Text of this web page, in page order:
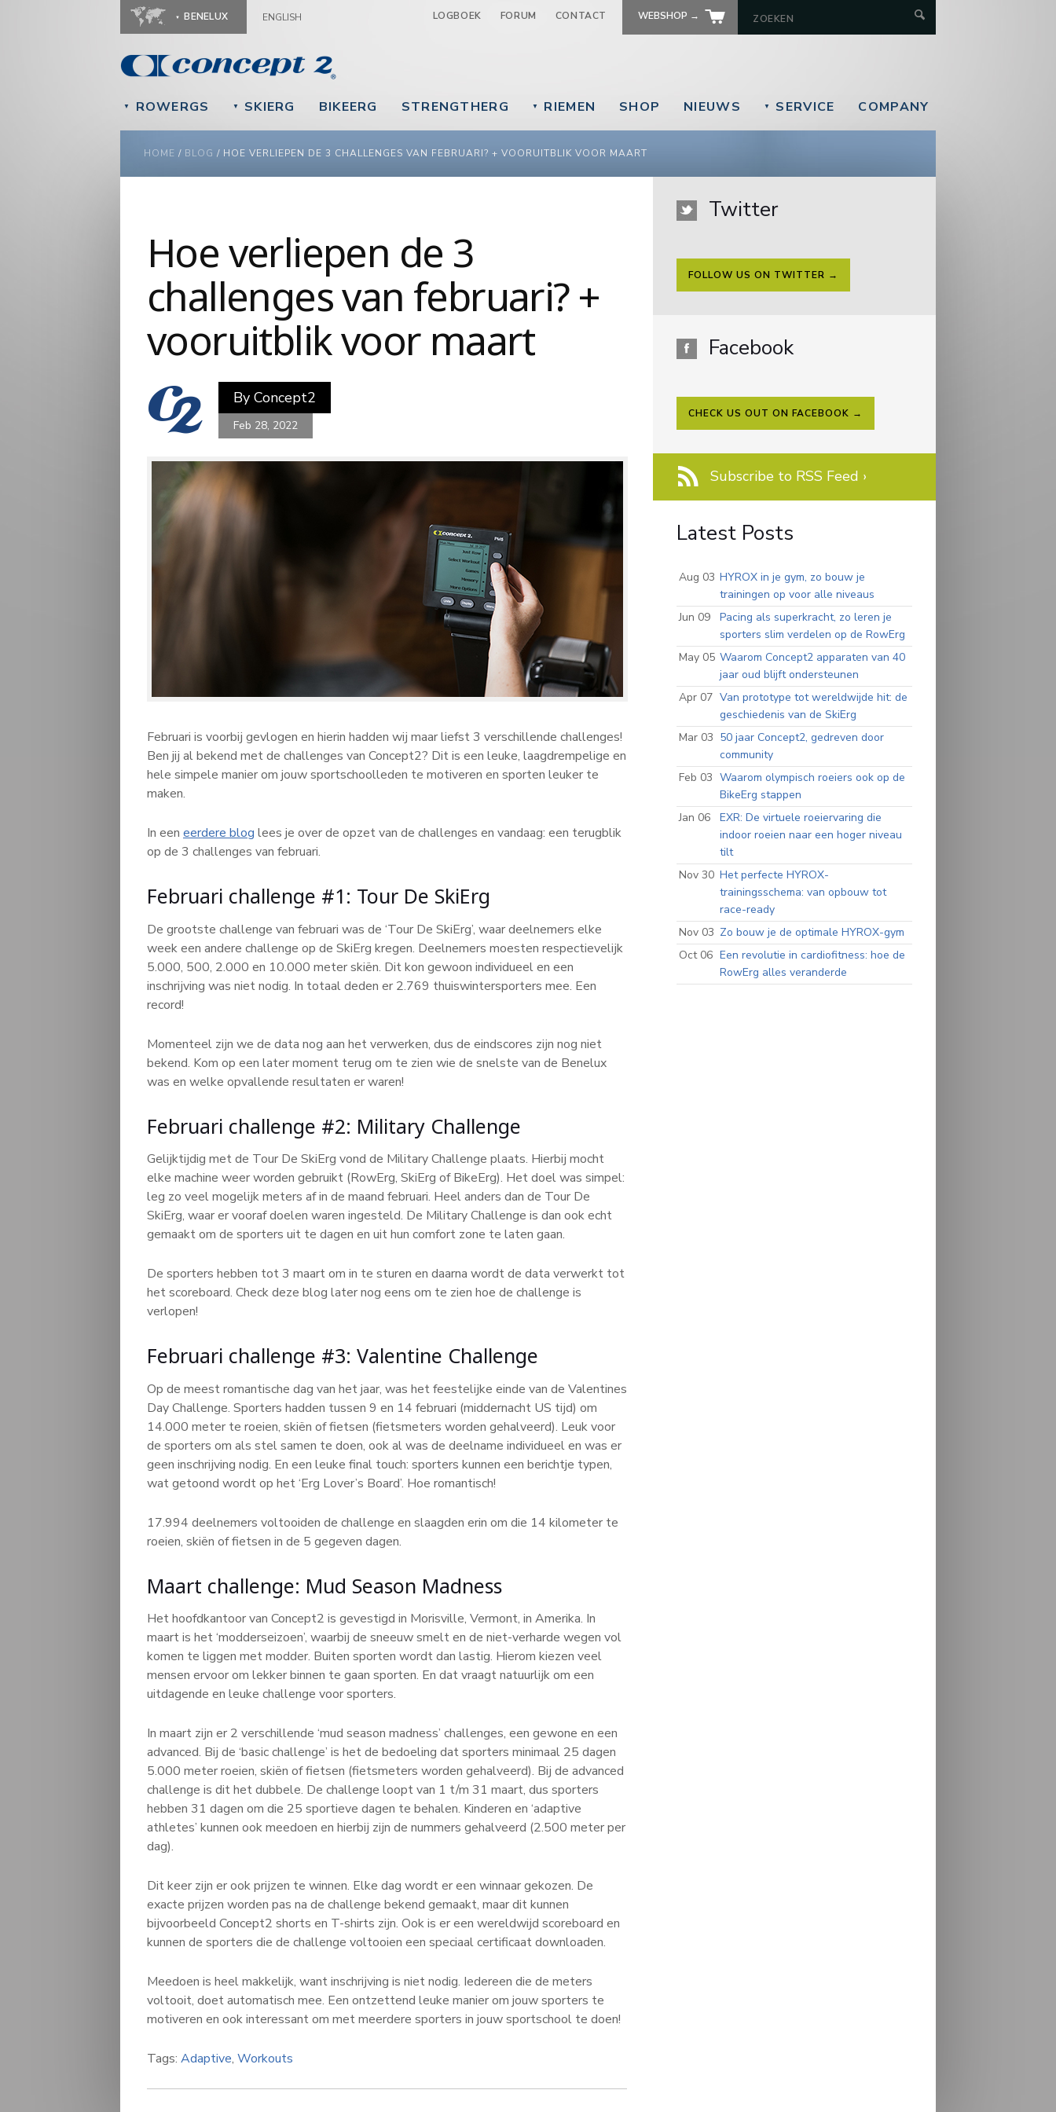
Jump to navigation
BENELUX ENGLISH LOGBOEK FORUM CONTACT WEBSHOP →
▼ ROWERGS ▼ SKIERG BIKEERG STRENGTHERG ▼ RIEMEN SHOP NIEUWS ▼ SERVICE COMPANY
YOU ARE HERE
HOME / BLOG / HOE VERLIEPEN DE 3 CHALLENGES VAN FEBRUARI? + VOORUITBLIK VOOR MAART
Hoe verliepen de 3
challenges van februari? +
vooruitblik voor maart
By Concept2
Feb 28, 2022
Februari is voorbij gevlogen en hierin hadden wij maar liefst 3 verschillende challenges!
Ben jij al bekend met de challenges van Concept2? Dit is een leuke, laagdrempelige en
hele simpele manier om jouw sportschoolleden te motiveren en sporten leuker te
maken.
In een eerdere blog lees je over de opzet van de challenges en vandaag: een terugblik
op de 3 challenges van februari.
Februari challenge #1: Tour De SkiErg
De grootste challenge van februari was de ‘Tour De SkiErg’, waar deelnemers elke
week een andere challenge op de SkiErg kregen. Deelnemers moesten respectievelijk
5.000, 500, 2.000 en 10.000 meter skiën. Dit kon gewoon individueel en een
inschrijving was niet nodig. In totaal deden er 2.769 thuiswintersporters mee. Een
record!
Momenteel zijn we de data nog aan het verwerken, dus de eindscores zijn nog niet
bekend. Kom op een later moment terug om te zien wie de snelste van de Benelux
was en welke opvallende resultaten er waren!
Februari challenge #2: Military Challenge
Gelijktijdig met de Tour De SkiErg vond de Military Challenge plaats. Hierbij mocht
elke machine weer worden gebruikt (RowErg, SkiErg of BikeErg). Het doel was simpel:
leg zo veel mogelijk meters af in de maand februari. Heel anders dan de Tour De
SkiErg, waar er vooraf doelen waren ingesteld. De Military Challenge is dan ook echt
gemaakt om de sporters uit te dagen en uit hun comfort zone te laten gaan.
De sporters hebben tot 3 maart om in te sturen en daarna wordt de data verwerkt tot
het scoreboard. Check deze blog later nog eens om te zien hoe de challenge is
verlopen!
Februari challenge #3: Valentine Challenge
Op de meest romantische dag van het jaar, was het feestelijke einde van de Valentines
Day Challenge. Sporters hadden tussen 9 en 14 februari (middernacht US tijd) om
14.000 meter te roeien, skiën of fietsen (fietsmeters worden gehalveerd). Leuk voor
de sporters om als stel samen te doen, ook al was de deelname individueel en was er
geen inschrijving nodig. En een leuke final touch: sporters kunnen een berichtje typen,
wat getoond wordt op het ‘Erg Lover’s Board’. Hoe romantisch!
17.994 deelnemers voltooiden de challenge en slaagden erin om die 14 kilometer te
roeien, skiën of fietsen in de 5 gegeven dagen.
Maart challenge: Mud Season Madness
Het hoofdkantoor van Concept2 is gevestigd in Morisville, Vermont, in Amerika. In
maart is het ‘modderseizoen’, waarbij de sneeuw smelt en de niet-verharde wegen vol
komen te liggen met modder. Buiten sporten wordt dan lastig. Hierom kiezen veel
mensen ervoor om lekker binnen te gaan sporten. En dat vraagt natuurlijk om een
uitdagende en leuke challenge voor sporters.
In maart zijn er 2 verschillende ‘mud season madness’ challenges, een gewone en een
advanced. Bij de ‘basic challenge’ is het de bedoeling dat sporters minimaal 25 dagen
5.000 meter roeien, skiën of fietsen (fietsmeters worden gehalveerd). Bij de advanced
challenge is dit het dubbele. De challenge loopt van 1 t/m 31 maart, dus sporters
hebben 31 dagen om die 25 sportieve dagen te behalen. Kinderen en ‘adaptive
athletes’ kunnen ook meedoen en hierbij zijn de nummers gehalveerd (2.500 meter per
dag).
Dit keer zijn er ook prijzen te winnen. Elke dag wordt er een winnaar gekozen. De
exacte prijzen worden pas na de challenge bekend gemaakt, maar dit kunnen
bijvoorbeeld Concept2 shorts en T-shirts zijn. Ook is er een wereldwijd scoreboard en
kunnen de sporters die de challenge voltooien een speciaal certificaat downloaden.
Meedoen is heel makkelijk, want inschrijving is niet nodig. Iedereen die de meters
voltooit, doet automatisch mee. Een ontzettend leuke manier om jouw sporters te
motiveren en ook interessant om met meerdere sporters in jouw sportschool te doen!
Tags: Adaptive, Workouts
Twitter
FOLLOW US ON TWITTER →
Facebook
CHECK US OUT ON FACEBOOK →
Subscribe to RSS Feed ›
Latest Posts
Aug 03 HYROX in je gym, zo bouw je
trainingen op voor alle niveaus
Jun 09
Pacing als superkracht, zo leren je
sporters slim verdelen op de RowErg
May 05 Waarom Concept2 apparaten van 40
jaar oud blijft ondersteunen
Apr 07 Van prototype tot wereldwijde hit: de
geschiedenis van de SkiErg
Mar 03 50 jaar Concept2, gedreven door
community
Feb 03 Waarom olympisch roeiers ook op de
BikeErg stappen
Jan 06
EXR: De virtuele roeiervaring die
indoor roeien naar een hoger niveau
tilt
Nov 30 Het perfecte HYROX-
trainingsschema: van opbouw tot
race-ready
Nov 03 Zo bouw je de optimale HYROX-gym
Oct 06 Een revolutie in cardiofitness: hoe de
RowErg alles veranderde